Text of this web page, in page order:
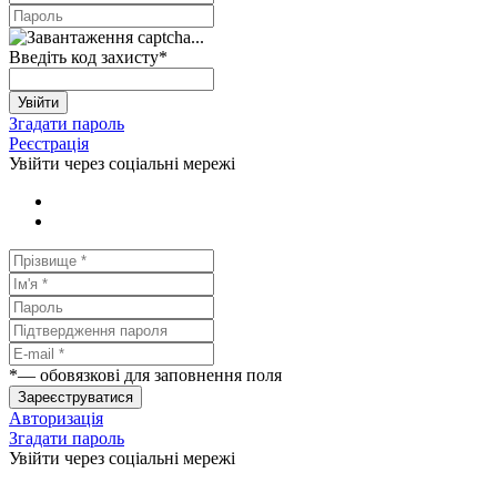
Введіть код захисту*
Увійти
Згадати пароль
Реєстрація
Увійти через соціальні мережі
*— обовязкові для заповнення поля
Зареєструватися
Авторизація
Згадати пароль
Увійти через соціальні мережі